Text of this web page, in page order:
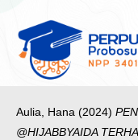
Aulia, Hana (2024)
@HIJABBYAIDA